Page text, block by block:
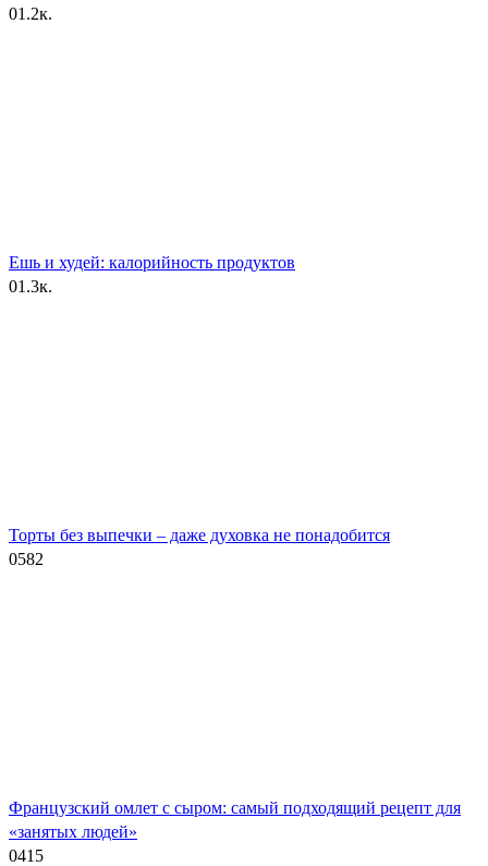
01.2к.
Ешь и худей: калорийность продуктов
01.3к.
Торты без выпечки – даже духовка не понадобится
0582
Французский омлет с сыром: самый подходящий рецепт для
«занятых людей»
0415